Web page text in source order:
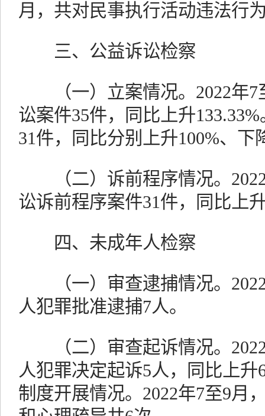
月，共对民事执行活动违法行
三、公益诉讼检察
（一）立案情况。2022年7
讼案件35件，同比上升
31件，同比分别上升100%、下
（二）诉前程序情况。2022
讼诉前程序案件31件，同比上
四、未成年人检察
（一）审查逮捕情况。2022
人犯罪批准逮捕7人。
（二）审查起诉情况。2022
人犯罪决定起诉5人，同比上升
制度开展情况。2022年7至9月